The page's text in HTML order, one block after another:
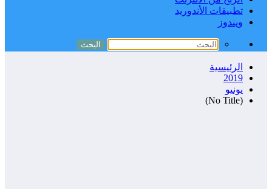
تطبيقات الأندوريد
ويندوز
الرئيسية
2019
يونيو
(No Title)